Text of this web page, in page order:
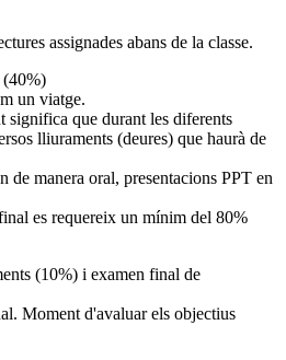
assignades abans de la classe.
(40%)
un viatge.
significa que durant les diferents
lliuraments (deures) que haurà de
de manera oral, presentacions PPT en
es requereix un mínim del 80%
(10%) i examen final de
Moment d'avaluar els objectius